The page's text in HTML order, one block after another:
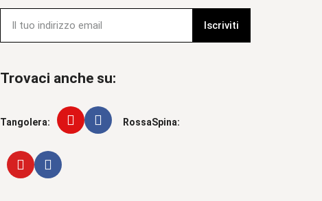
Iscriviti
Trovaci anche su:
Tangolera: RossaSpina: